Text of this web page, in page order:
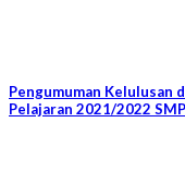
Pengumuman Kelulusan
Pelajaran 2021/2022